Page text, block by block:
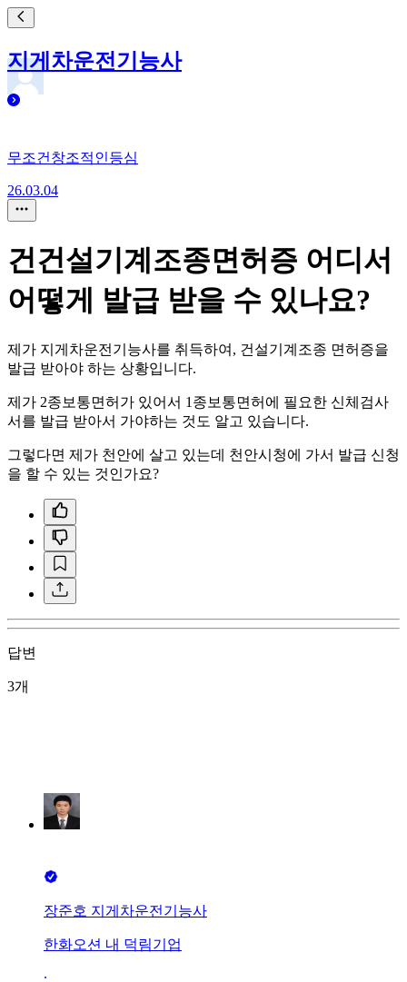
지게차운전기능사
무조건창조적인등심
26.03.04
건건설기계조종면허증 어디서
어떻게 발급 받을 수 있나요?
제가 지게차운전기능사를 취득하여, 건설기계조종 면허증을
발급 받아야 하는 상황입니다.
제가 2종보통면허가 있어서 1종보통면허에 필요한 신체검사
서를 발급 받아서 가야하는 것도 알고 있습니다.
그렇다면 제가 천안에 살고 있는데 천안시청에 가서 발급 신청
을 할 수 있는 것인가요?
답변
3개
장준호 지게차운전기능사
한화오션 내 덕림기업
∙